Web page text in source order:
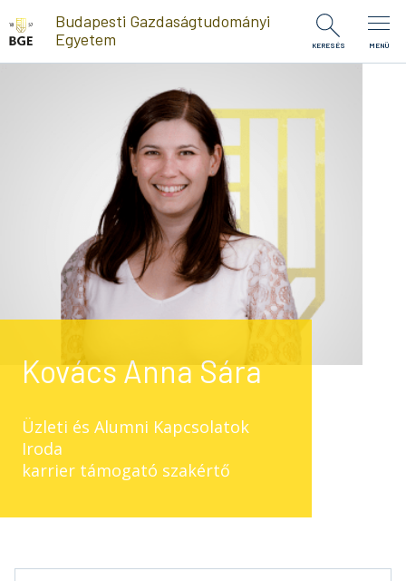
Ugrás a tartalomra
Budapesti Gazdaságtudományi
Egyetem
KERESÉS MENÜ
Kovács Anna Sára
Üzleti és Alumni Kapcsolatok
Iroda
karrier támogató szakértő